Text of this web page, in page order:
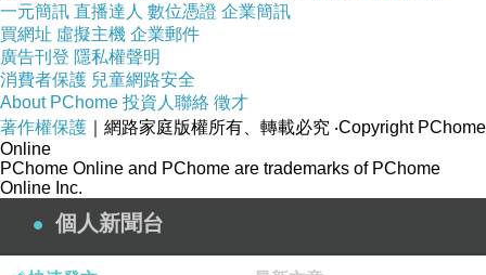
一元簡訊 直播達人 數位憑證 企業簡訊
買網址 虛擬主機 企業郵件
廣告刊登 隱私權聲明
消費者保護 兒童網路安全
About PChome 投資人聯絡 徵才
著作權保護 ｜網路家庭版權所有、轉載必究 ‧Copyright PChome
Online
PChome Online and PChome are trademarks of PChome
Online Inc.
個人新聞台